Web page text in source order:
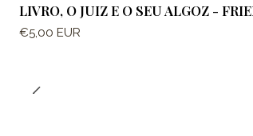
LIVRO, O JUIZ E O SEU ALGOZ -
€5,00 EUR